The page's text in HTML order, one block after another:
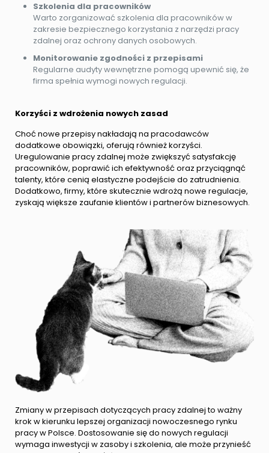
Szkolenia dla pracowników
Warto zorganizować szkolenia dla pracowników w
zakresie bezpiecznego korzystania z narzędzi pracy
zdalnej oraz ochrony danych osobowych.
Monitorowanie zgodności z przepisami
Regularne audyty wewnętrzne pomogą upewnić się, że
firma spełnia wymogi nowych regulacji.
Korzyści z wdrożenia nowych zasad
Choć nowe przepisy nakładają na pracodawców
dodatkowe obowiązki, oferują również korzyści.
Uregulowanie pracy zdalnej może zwiększyć satysfakcję
pracowników, poprawić ich efektywność oraz przyciągnąć
talenty, które cenią elastyczne podejście do zatrudnienia.
Dodatkowo, firmy, które skutecznie wdrożą nowe regulacje,
zyskają większe zaufanie klientów i partnerów biznesowych.
Zmiany w przepisach dotyczących pracy zdalnej to ważny
krok w kierunku lepszej organizacji nowoczesnego rynku
pracy w Polsce. Dostosowanie się do nowych regulacji
wymaga inwestycji w zasoby i szkolenia, ale może przynieść